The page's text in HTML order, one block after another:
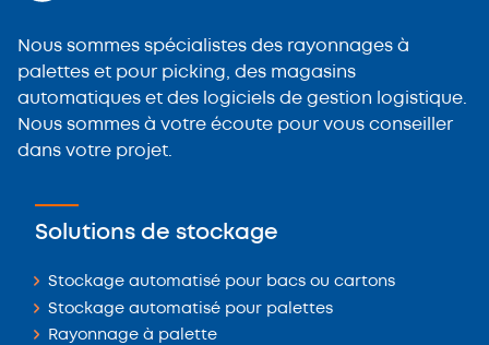
Nous sommes spécialistes des rayonnages à
palettes et pour picking, des magasins
automatiques et des logiciels de gestion logistique.
Nous sommes à votre écoute pour vous conseiller
dans votre projet.
Solutions de stockage
Stockage automatisé pour bacs ou cartons
Stockage automatisé pour palettes
Rayonnage à palette